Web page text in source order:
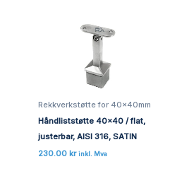
Rekkverkstøtte for 40x40mm
Håndliststøtte 40×40 / flat,
justerbar, AISI 316, SATIN
230.00 kr inkl. Mva